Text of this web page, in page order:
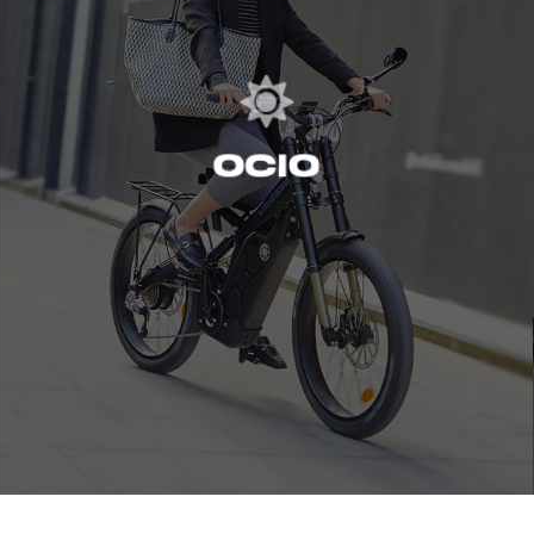

OCIO
Ocio
La elegancia y diferenciación en nuestros modelos
de ocio, con un diseño distintivo, diferente,
exclusivo, pensado para cubrir las necesidades del
campo o ciudad con la máxima eficiencia y calidad.
+ info